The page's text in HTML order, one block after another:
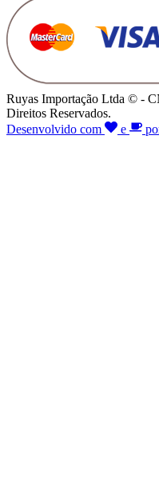
Ruyas Importação Ltda © -
Direitos Reservados.
Desenvolvido com
e